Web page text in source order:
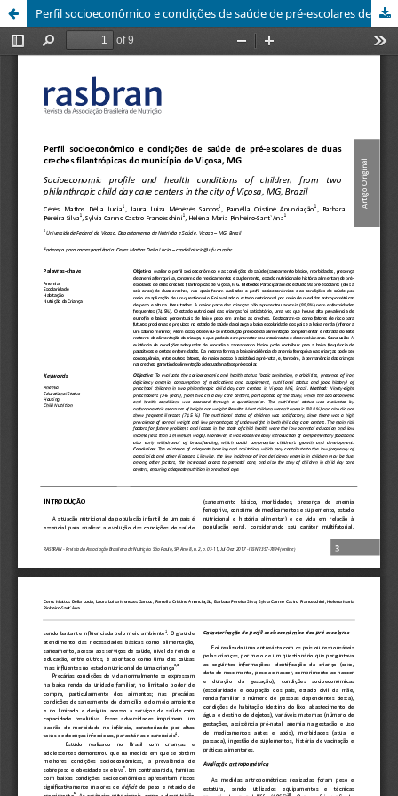
Perfil socioeconômico e condições de saúde de pré-escolares de duas creches filantrópicas do município de Viçosa, MG